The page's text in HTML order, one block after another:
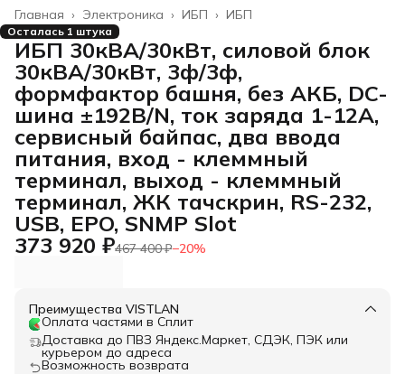
ИБП
ИБП ›
Электроника ›
Главная ›
Осталась 1 штука
ИБП 30кВА/30кВт, силовой блок
30кВА/30кВт, 3ф/3ф,
формфактор башня, без АКБ, DC-
шина ±192В/N, ток заряда 1-12А,
сервисный байпас, два ввода
питания, вход - клеммный
терминал, выход - клеммный
терминал, ЖК тачскрин, RS-232,
USB, EPO, SNMP Slot
373 920 ₽467 400 ₽−20%
Преимущества VISTLAN
Оплата частями в Сплит
Доставка до ПВЗ Яндекс.Маркет, СДЭК, ПЭК или
курьером до адреса
Возможность возврата